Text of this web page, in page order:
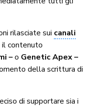
rilasciate sui canali
il contenuto
–o Genetic Apex –
della scrittura di
di supportare sia i